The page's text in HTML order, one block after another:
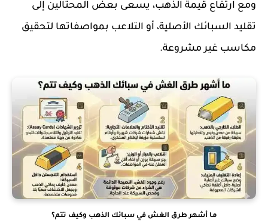
ومع ارتفاع قيمة الذهب، يسعى بعض المحتالين إلى
تقليد السبائك الأصلية، أو التلاعب بمواصفاتها لتحقيق
مكاسب غير مشروعة.
ما أشهر طرق الغش في سبائك الذهب وكيف تتم؟